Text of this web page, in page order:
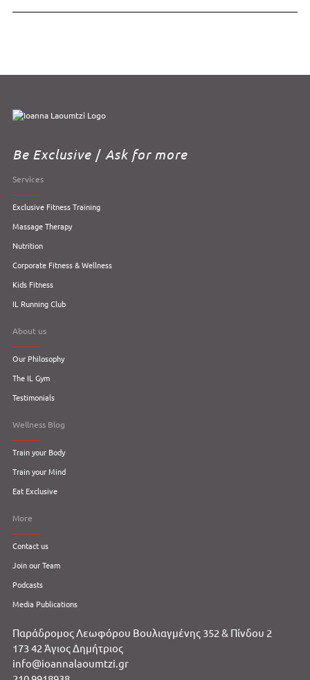
Be Exclusive / Ask for more
Services
Exclusive Fitness Training
Massage Therapy
Nutrition
Corporate Fitness & Wellness
Kids Fitness
IL Running Club
About us
Our Philosophy
The IL Gym
Testimonials
Wellness Blog
Train your Body
Train your Mind
Eat Exclusive
More
Contact us
Join our Team
Podcasts
Media Publications
Παράδρομος Λεωφόρου Βουλιαγμένης 352 & Πίνδου 2
173 42 Άγιος Δημήτριος
info@ioannalaoumtzi.gr